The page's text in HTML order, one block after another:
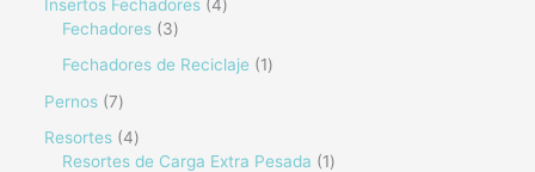
Insertos Fechadores 4
Fechadores
3
Fechadores de Reciclaje
1
Pernos 7
Resortes 4
Resortes de Carga Extra Pesada
1